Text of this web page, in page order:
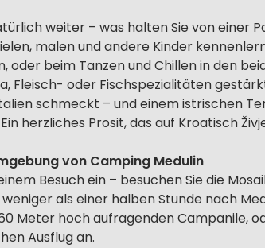
weiter – was halten Sie von einer
malen und andere Kinder
oder beim Tanzen und Chillen in den
Fleisch- oder Fischspezialitäten
schmeckt – und einem istrischen
herzliches Prosit, das auf Kroatisch
von Camping Medulin
Besuch ein – besuchen Sie die
weniger als einer halben Stunde nach
Meter hoch aufragenden Campanile,
Ausflug an.